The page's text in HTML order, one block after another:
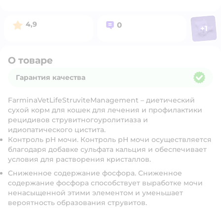
Рейтинг:
4,9 Вопросов:
0 Фото
+1
О товаре
Гарантия качества
FarminaVetLifeStruviteManagement – диетический
сухой корм для кошек для лечения и профилактики
рецидивов струвитногоуролитиаза и
идиопатического цистита.
Контроль pH мочи. Контроль pH мочи осуществляется
благодаря добавке сульфата кальция и обеспечивает
условия для растворения кристаллов.
Сниженное содержание фосфора. Сниженное
содержание фосфора способствует выработке мочи
ненасыщенной этими элементом и уменьшает
вероятность образования струвитов.